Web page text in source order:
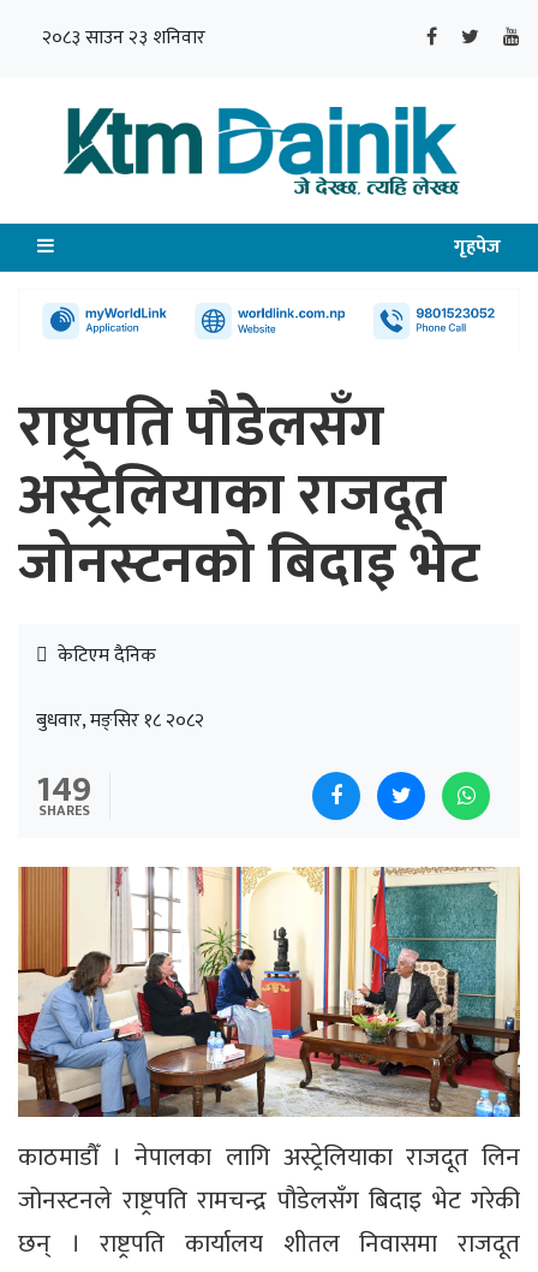
२०८३ साउन २३ शनिवार
गृहपेज
राष्ट्रपति पौडेलसँग
अस्ट्रेलियाका राजदूत
जोनस्टनको बिदाइ भेट
केटिएम दैनिक
बुधवार, मङ्सिर १८ २०८२
149
SHARES
काठमाडौँ । नेपालका लागि अस्ट्रेलियाका राजदूत लिन
जोनस्टनले राष्ट्रपति रामचन्द्र पौडेलसँग बिदाइ भेट गरेकी
छन् । राष्ट्रपति कार्यालय शीतल निवासमा राजदूत